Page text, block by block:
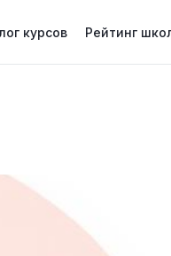
курсов Рейтинг